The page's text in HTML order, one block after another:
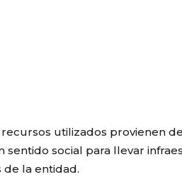
utilizados provienen
sentido social para llevar
de la entidad.